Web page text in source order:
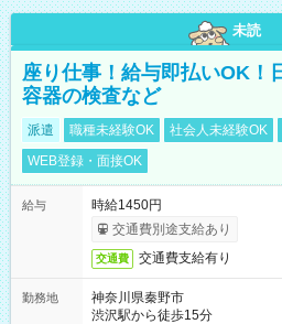
未読
座り仕事！給与即払いOK！
容器の検査など
派遣 職種未経験OK 社会人未経験OK
WEB登録・面接OK
給与
時給1450円
交通費別途支給あり
交通費 交通費支給有り
勤務地
神奈川県秦野市
渋沢駅から徒歩15分